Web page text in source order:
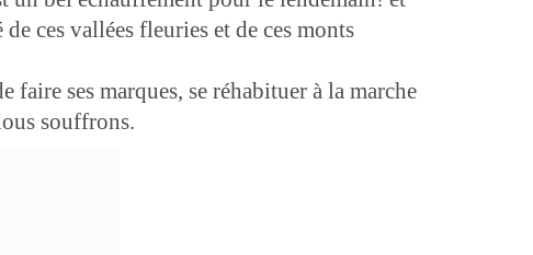
ces vallées fleuries et de ces monts
faire ses marques, se réhabituer à la marche
souffrons.